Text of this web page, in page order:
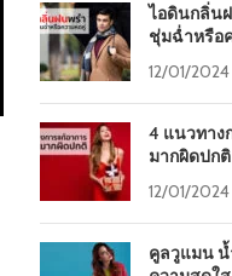
ไอดินกลิ่น
ชุ่มฉ่ำหรือ
12/01/2024
4 แนวทาง
มากผิดปกติ
12/01/2024
คูลวูแมน น้